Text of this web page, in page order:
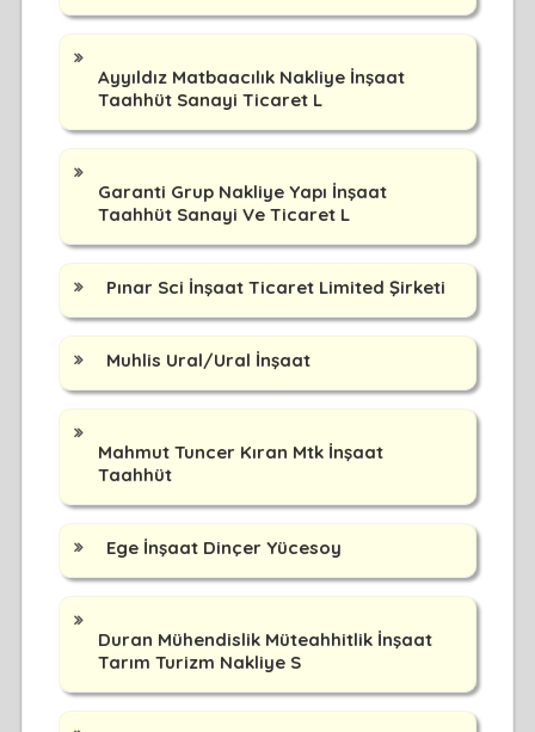
Ayyıldız Matbaacılık Nakliye İnşaat
Taahhüt Sanayi Ticaret L
Garanti Grup Nakliye Yapı İnşaat
Taahhüt Sanayi Ve Ticaret L
Pınar Sci İnşaat Ticaret Limited Şirketi
Muhlis Ural/Ural İnşaat
Mahmut Tuncer Kıran Mtk İnşaat
Taahhüt
Ege İnşaat Dinçer Yücesoy
Duran Mühendislik Müteahhitlik İnşaat
Tarım Turizm Nakliye S